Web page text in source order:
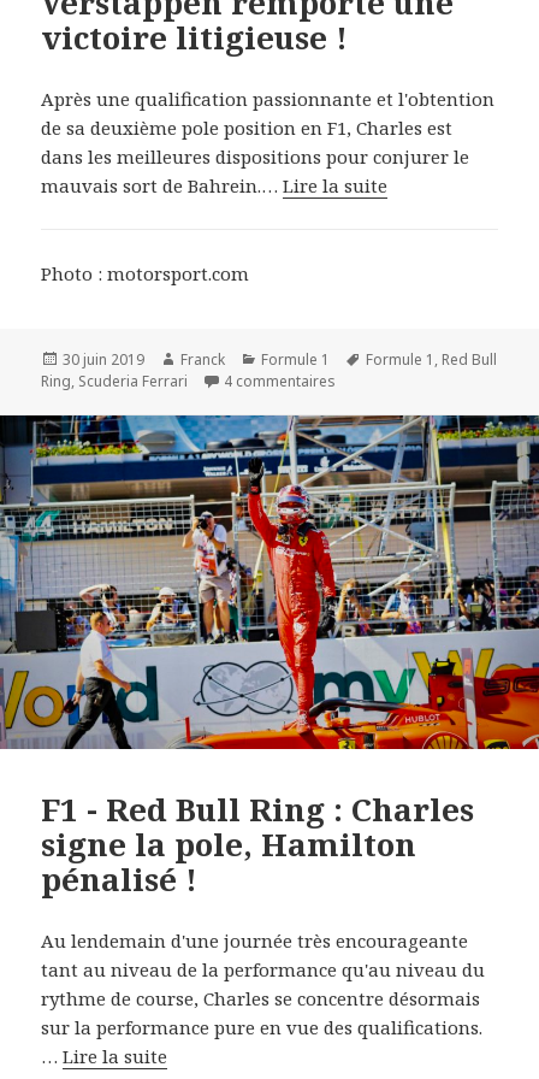
victoire litigieuse !
Après une qualification passionnante et l'obtention
de sa deuxième pole position en F1, Charles est
dans les meilleures dispositions pour conjurer le
mauvais sort de Bahrein.…Lire la suite
Photo : motorsport.com
Publié
le
30 juin 2019 Auteur
Franck Catégories
Formule 1
Mots-
Formule 1 , Red Bull
Ring, Scuderia Ferrari 4 commentaires
F1 - Red Bull Ring : Charles
signe la pole, Hamilton
pénalisé !
Au lendemain d'une journée très encourageante
tant au niveau de la performance qu'au niveau du
rythme de course, Charles se concentre désormais
sur la performance pure en vue des qualifications.
…Lire la suite